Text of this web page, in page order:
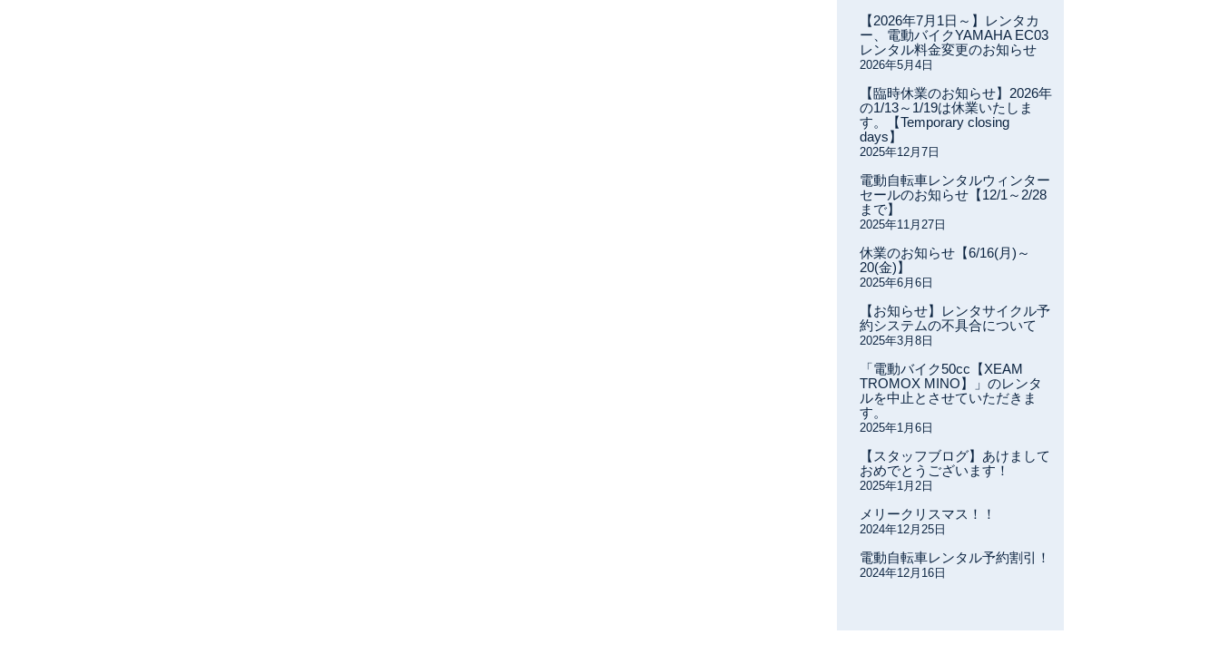
【2026年7月1日～】レンタカ
ー、電動バイクYAMAHA EC03
レンタル料金変更のお知らせ
2026年5月4日
【臨時休業のお知らせ】2026年
の1/13～1/19は休業いたしま
す。【Temporary closing
days】
2025年12月7日
電動自転車レンタルウィンター
セールのお知らせ【12/1～2/28
まで】
2025年11月27日
休業のお知らせ【6/16(月)～
20(金)】
2025年6月6日
【お知らせ】レンタサイクル予
約システムの不具合について
2025年3月8日
「電動バイク50cc【XEAM
TROMOX MINO】」のレンタ
ルを中止とさせていただきま
す。
2025年1月6日
【スタッフブログ】あけまして
おめでとうございます！
2025年1月2日
メリークリスマス！！
2024年12月25日
電動自転車レンタル予約割引！
2024年12月16日